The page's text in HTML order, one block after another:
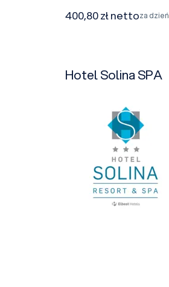
400,80 zł nettoza dzień
Hotel Solina SPA